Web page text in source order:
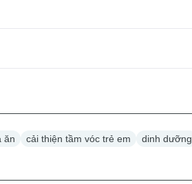
ăn cải thiện tầm vóc trẻ em
dinh dưỡng